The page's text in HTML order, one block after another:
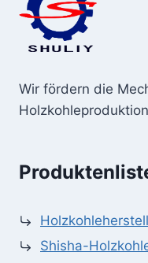
Wir fördern die
Shisha-